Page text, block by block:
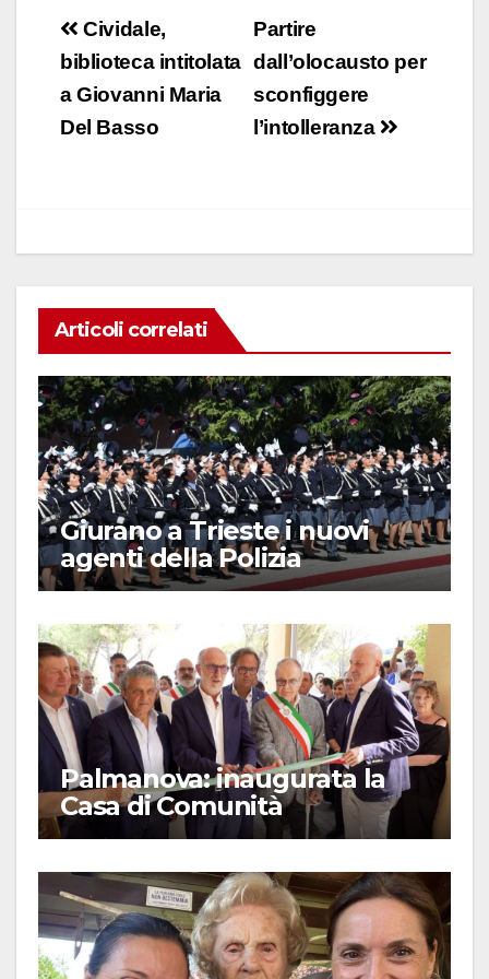
c
e
b
o
s
A
e
dI
ail
di
vi
di
Navigazione
articoli
Partire
dall’olocausto per
sconfiggere
l’intolleranza
Cividale,
biblioteca intitolata
a Giovanni Maria
Del Basso
Articoli correlati
Giurano a Trieste i nuovi
agenti della Polizia
Palmanova: inaugurata la
Casa di Comunità